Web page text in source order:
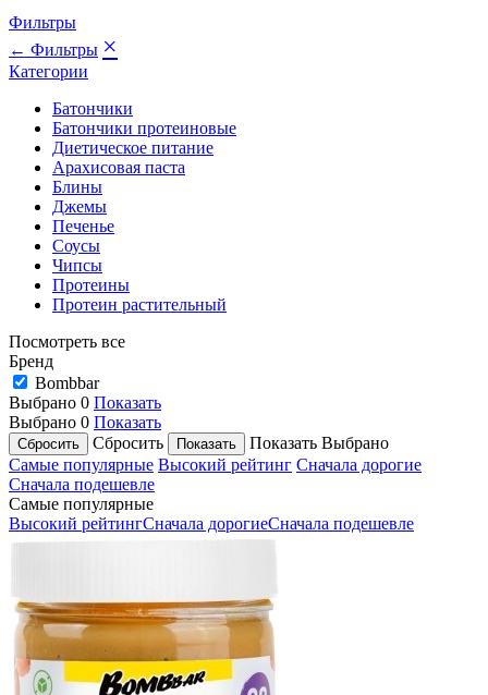
Фильтры
← Фильтры ×
Категории
Батончики
Батончики протеиновые
Диетическое питание
Арахисовая паста
Блины
Джемы
Печенье
Соусы
Чипсы
Протеины
Протеин растительный
Посмотреть все
Бренд
Bombbar
Выбрано 0 Показать
Выбрано 0 Показать
Сбросить
Показать Выбрано
Самые популярные Высокий рейтинг Сначала дорогие
Сначала подешевле
Самые популярные
Высокий рейтингСначала дорогиеСначала подешевле